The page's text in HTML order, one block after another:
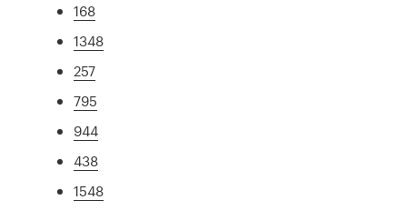
168
1348
257
795
944
438
1548